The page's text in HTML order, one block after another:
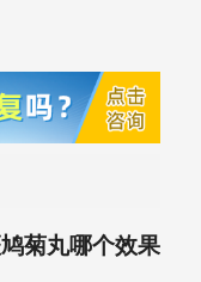
菊丸哪个效果